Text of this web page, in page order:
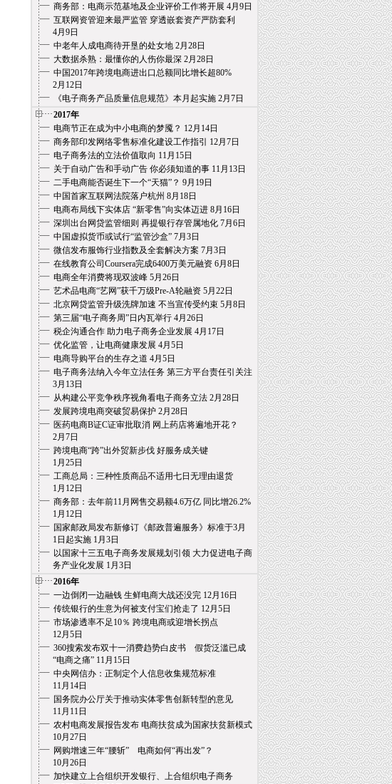
商务部：电商示范基地及企业评价工作将开展 4月9日
互联网资管迎来最严监管 穿透嵌套资产严防套利
4月9日
中老年人成电商待开垦的处女地 2月28日
大数据杀熟：最懂你的人伤你最深 2月28日
中国2017年跨境电商进出口总额同比增长超80%
2月12日
《电子商务产品质量信息规范》本月起实施 2月7日
2017年
电商节正在成为中小电商的梦魇？ 12月14日
商务部印发网络零售标准化建设工作指引 12月7日
电子商务法的立法价值取向 11月15日
关于自动广告和手动广告 你必须知道的事 11月13日
二手电商能否诞生下一个“天猫”？ 9月19日
中国首家互联网法院落户杭州 8月18日
电商布局线下实体店 “新零售”向实体迈进 8月16日
深圳出台网贷监管细则 再提银行存管属地化 7月6日
中国虚拟货币或试行“监管沙盒” 7月3日
微信发布服饰行业指数及全套解决方案 7月3日
在线教育公司Coursera完成6400万美元融资 6月8日
电商全年消费将现双波峰 5月26日
艺术品电商“艺网”获千万级Pre-A轮融资 5月22日
北京网贷监管升级洗牌加速 不当宣传受约束 5月8日
第三届“电子商务周”日内瓦举行 4月26日
税企沟通合作 助力电子商务企业发展 4月17日
优化监管，让电商健康发展 4月5日
电商导购平台的生存之道 4月5日
电子商务法纳入今年立法任务 第三方平台责任引关注
3月13日
从构建公平竞争秩序视角看电子商务立法 2月28日
发展跨境电商突破贸易保护 2月28日
医药电商B证C证审批取消 网上药店将遍地开花？
2月7日
跨境电商“跨”出外贸新步伐 好服务成关键
1月25日
工商总局：三种性质商品不适用七日无理由退货
1月12日
商务部：去年前11月网售交易额4.6万亿 同比增26.2%
1月12日
国家邮政局发布新修订《邮政普遍服务》标准于3月
1日起实施 1月3日
以国家十三五电子商务发展规划引领 大力促进电子商
务产业化发展 1月3日
2016年
一边倒闭一边融钱 生鲜电商大战还没完 12月16日
传统银行的生意为何被支付宝们抢走了 12月5日
市场渗透率不足10％ 跨境电商或迎增长拐点
12月5日
360搜索发布双十一消费趋势白皮书 假货泛滥已成
“电商之痛” 11月15日
中央网信办：正制定个人信息收集规范标准
11月14日
国务院办公厅关于推动实体零售创新转型的意见
11月11日
农村电商发展报告发布 电商扶贫成为国家扶贫新模式
10月27日
网购增速三年“腰斩” 电商如何“再出发”？
10月26日
加快建立上合组织开发银行、上合组织电子商务